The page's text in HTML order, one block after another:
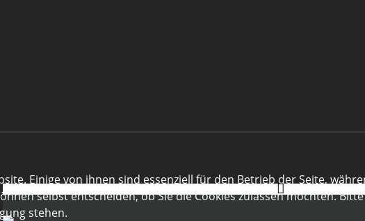
*
Einige von ihnen sind essenziell für den Betrieb der Seite,
selbst entscheiden, ob Sie die Cookies zulassen möchten.
stehen.